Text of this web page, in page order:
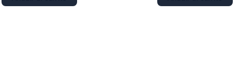
era:
es:
era:
es: